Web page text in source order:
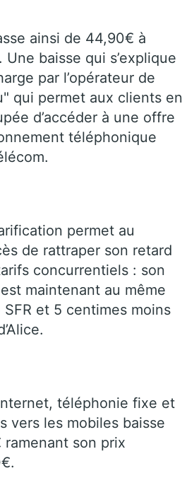
ainsi de 44,90€ à
baisse qui s’explique
par l’opérateur de
qui permet aux clients en
d’accéder à une offre
téléphonique
permet au
de rattraper son retard
concurrentiels : son
maintenant au même
et 5 centimes moins
téléphonie fixe et
vers les mobiles baisse
ramenant son prix